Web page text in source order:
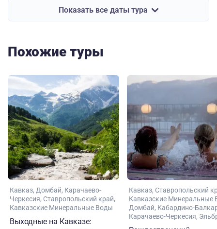
Показать все даты тура
Похожие туры
Кавказ Домбай Карачаево-
Черкесия Ставропольский край
Кавказские Минеральные Воды
Выходные на Кавказе:
Кавказ Ставропольский
Кавказские Минеральные
Домбай Кабардино-
Карачаево-Черкесия